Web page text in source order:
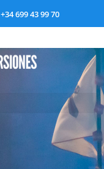
+34 699 43 99 70